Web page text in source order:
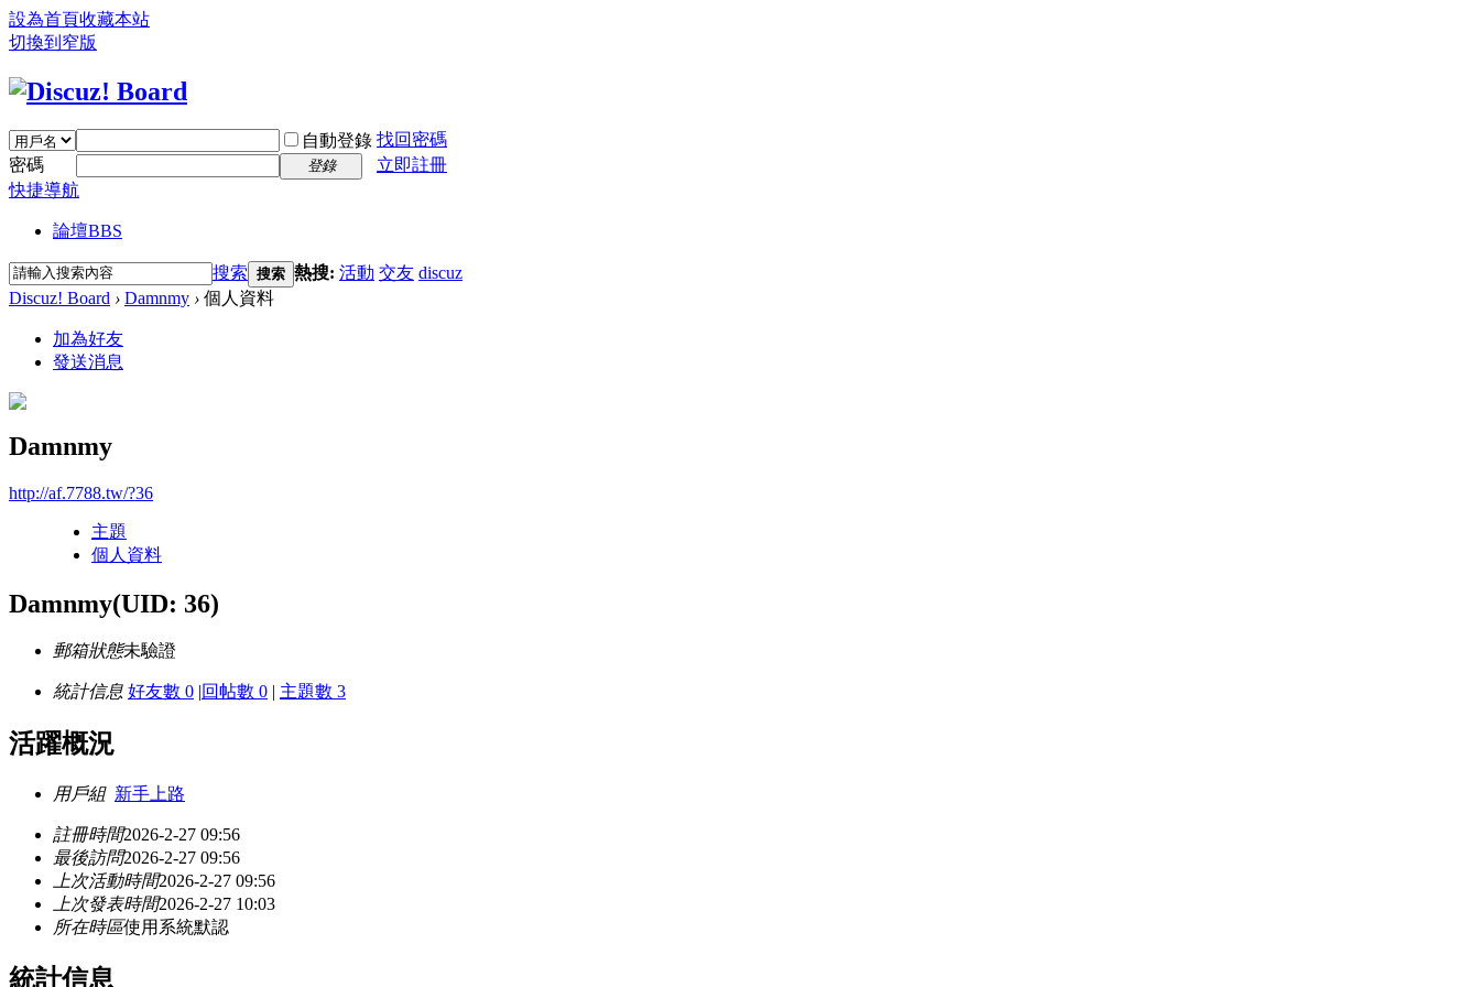
設為首頁收藏本站
切換到窄版
自動登錄 找回密碼
密碼
登錄
立即註冊
快捷導航
論壇BBS
搜索 搜索 熱搜: 活動 交友 discuz
Discuz! Board › Damnmy › 個人資料
加為好友
發送消息
Damnmy
http://af.7788.tw/?36
主題
個人資料
Damnmy(UID: 36)
郵箱狀態未驗證
統計信息 好友數 0 |回帖數 0 | 主題數 3
活躍概況
用戶組 新手上路
註冊時間2026-2-27 09:56
最後訪問2026-2-27 09:56
上次活動時間2026-2-27 09:56
上次發表時間2026-2-27 10:03
所在時區使用系統默認
統計信息